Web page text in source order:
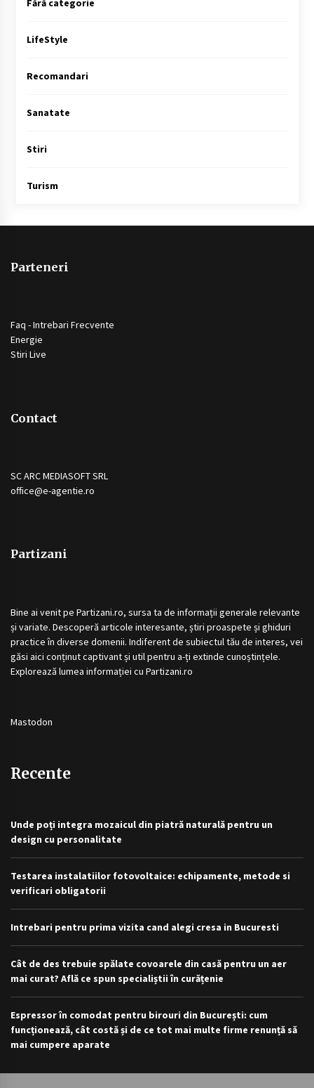
Fără categorie
LifeStyle
Recomandari
Sanatate
Stiri
Turism
Parteneri
Faq - Intrebari Frecvente
Energie
Stiri Live
Contact
SC ARC MEDIASOFT SRL
office@e-agentie.ro
Partizani
Bine ai venit pe Partizani.ro, sursa ta de informații generale relevante
și variate. Descoperă articole interesante, știri proaspete și ghiduri
practice în diverse domenii. Indiferent de subiectul tău de interes, vei
găsi aici conținut captivant și util pentru a-ți extinde cunoștințele.
Explorează lumea informației cu Partizani.ro
Mastodon
Recente
Unde poți integra mozaicul din piatră naturală pentru un
design cu personalitate
Testarea instalatiilor fotovoltaice: echipamente, metode si
verificari obligatorii
Intrebari pentru prima vizita cand alegi cresa in Bucuresti
Cât de des trebuie spălate covoarele din casă pentru un aer
mai curat? Află ce spun specialiștii în curățenie
Espressor în comodat pentru birouri din București: cum
funcționează, cât costă și de ce tot mai multe firme renunță să
mai cumpere aparate